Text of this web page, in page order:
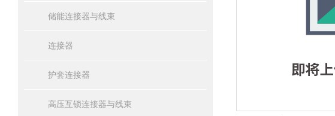
储能连接器与线束
连接器
护套连接器
高压互锁连接器与线束